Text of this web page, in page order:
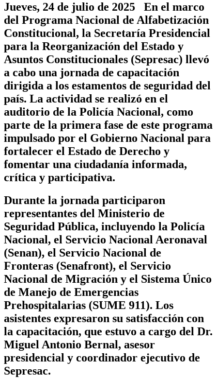
Jueves, 24 de julio de 2025 En el marco
del Programa Nacional de Alfabetización
Constitucional, la Secretaría Presidencial
para la Reorganización del Estado y
Asuntos Constitucionales (Sepresac) llevó
a cabo una jornada de capacitación
dirigida a los estamentos de seguridad del
país. La actividad se realizó en el
auditorio de la Policía Nacional, como
parte de la primera fase de este programa
impulsado por el Gobierno Nacional para
fortalecer el Estado de Derecho y
fomentar una ciudadanía informada,
crítica y participativa.
Durante la jornada participaron
representantes del Ministerio de
Seguridad Pública, incluyendo la Policía
Nacional, el Servicio Nacional Aeronaval
(Senan), el Servicio Nacional de
Fronteras (Senafront), el Servicio
Nacional de Migración y el Sistema Único
de Manejo de Emergencias
Prehospitalarias (SUME 911). Los
asistentes expresaron su satisfacción con
la capacitación, que estuvo a cargo del Dr.
Miguel Antonio Bernal, asesor
presidencial y coordinador ejecutivo de
Sepresac.